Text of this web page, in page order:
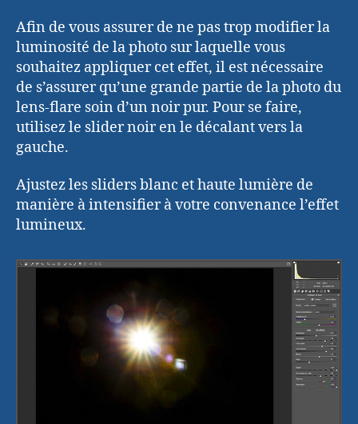
Afin de vous assurer de ne pas trop modifier la
luminosité de la photo sur laquelle vous
souhaitez appliquer cet effet, il est nécessaire
de s’assurer qu’une grande partie de la photo du
lens-flare soin d’un noir pur. Pour se faire,
utilisez le slider noir en le décalant vers la
gauche.
Ajustez les sliders blanc et haute lumière de
manière à intensifier à votre convenance l’effet
lumineux.